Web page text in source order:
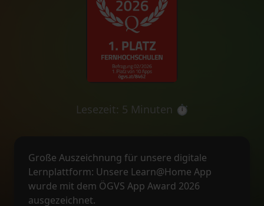
Lesezeit: 5 Minuten ⏱️
Große Auszeichnung für unsere digitale
Lernplattform: Unsere Learn@Home App
wurde mit dem ÖGVS App Award 2026
ausgezeichnet.